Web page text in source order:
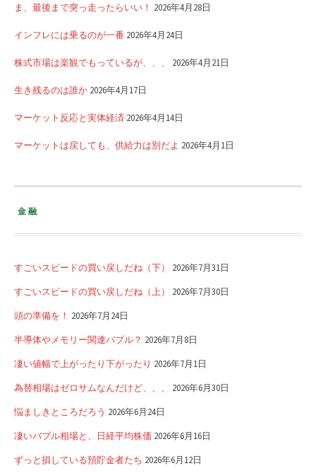
ま、最後まで突っ走ったらいい！ 2026年4月28日
インフレには乗るのが一番 2026年4月24日
株式市場は楽観でもっているが、、、 2026年4月21日
生き残るのは誰か 2026年4月17日
マーケット反応と実体経済 2026年4月14日
マーケットは戻しても、供給力は別だよ 2026年4月1日
金融
すごいスピードの買い戻しだね（下） 2026年7月31日
すごいスピードの買い戻しだね（上） 2026年7月30日
頭の準備を！ 2026年7月24日
半導体やメモリー関連バブル？ 2026年7月8日
凄い値幅で上がったり下がったり 2026年7月1日
為替相場はゼロサムなんだけど、、、 2026年6月30日
悩ましきところだろう 2026年6月24日
凄いバブル相場と、日経平均株価 2026年6月16日
ずっと損している預貯金者たち 2026年6月12日